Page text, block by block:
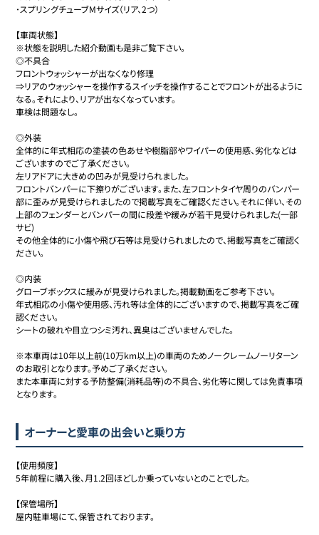
･スプリングチューブMサイズ（リア、2つ）
【車両状態】
※状態を説明した紹介動画も是非ご覧下さい。
◎不具合
フロントウォッシャーが出なくなり修理
⇒リアのウォッシャーを操作するスイッチを操作することでフロントが出るように
なる。それにより、リアが出なくなっています。
車検は問題なし。
◎外装
全体的に年式相応の塗装の色あせや樹脂部やワイパーの使用感、劣化などは
ございますのでご了承ください。
左リアドアに大きめの凹みが見受けられました。
フロントバンパーに下擦りがございます。また、左フロントタイヤ周りのバンパー
部に歪みが見受けられましたので掲載写真をご確認ください。それに伴い、その
上部のフェンダーとバンパーの間に段差や緩みが若干見受けられました(一部
サビ)
その他全体的に小傷や飛び石等は見受けられましたので、掲載写真をご確認く
ださい。
◎内装
グローブボックスに緩みが見受けられました。掲載動画をご参考下さい。
年式相応の小傷や使用感、汚れ等は全体的にございますので、掲載写真をご確
認ください。
シートの破れや目立つシミ汚れ、異臭はございませんでした。
※本車両は10年以上前(10万km以上)の車両のためノークレームノーリターン
のお取引となります。予めご了承ください。
また本車両に対する予防整備(消耗品等)の不具合、劣化等に関しては免責事項
となります。
オーナーと愛車の出会いと乗り方
【使用頻度】
5年前程に購入後、月1.2回ほどしか乗っていないとのことでした。
【保管場所】
屋内駐車場にて、保管されております。